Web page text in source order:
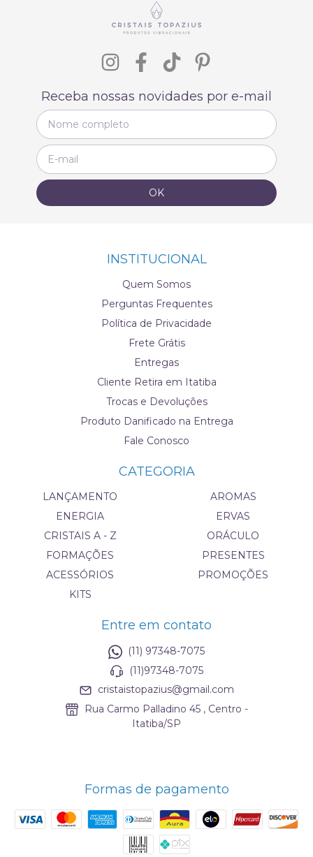
Receba nossas novidades por e-mail
INSTITUCIONAL
Quem Somos
Perguntas Frequentes
Política de Privacidade
Frete Grátis
Entregas
Cliente Retira em Itatiba
Trocas e Devoluções
Produto Danificado na Entrega
Fale Conosco
CATEGORIA
LANÇAMENTO
ENERGIA
CRISTAIS A - Z
FORMAÇÕES
ACESSÓRIOS
KITS
AROMAS
ERVAS
ORÁCULO
PRESENTES
PROMOÇÕES
Entre em contato
(11) 97348-7075
(11)97348-7075
cristaistopazius@gmail.com
Rua Carmo Palladino 45 , Centro -
Itatiba/SP
Formas de pagamento